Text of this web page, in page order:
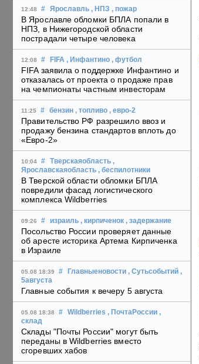
12:48 # Ярославль , НПЗ , пожар
В Ярославле обломки БПЛА попали в
НПЗ, в Нижегородской области
пострадали четыре человека
12:08 # FIFA , Инфантино , футбол
FIFA заявила о поддержке Инфантино и
отказалась от проекта о продаже прав
на чемпионаты частным инвесторам
11:25 # бензин , топливо , евро-2
Правительство РФ разрешило ввоз и
продажу бензина стандартов вплоть до
«Евро-2»
10:04 # Тверскаяобласть ,
Ярославскаяобласть , беспилотники
В Тверской области обломки БПЛА
повредили фасад логистического
комплекса Wildberries
09:26 # израиль , кирпиченок , задержание
Посольство России проверяет данные
об аресте историка Артема Кирпиченка
в Израиле
05.08 18:39 # Главныеновости , Сутьсобытий ,
5августа
Главные события к вечеру 5 августа
05.08 18:38 # Wildberries , ПочтаРоссии ,
склад
Склады "Почты России" могут быть
переданы в Wildberries вместо
сгоревших хабов